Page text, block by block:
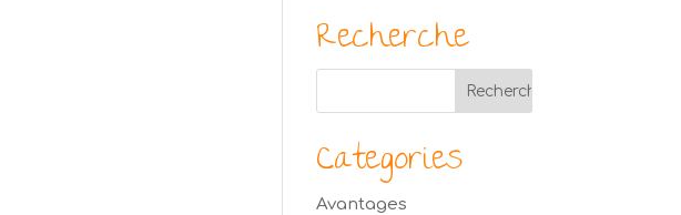
Recherche
Categories
Avantages